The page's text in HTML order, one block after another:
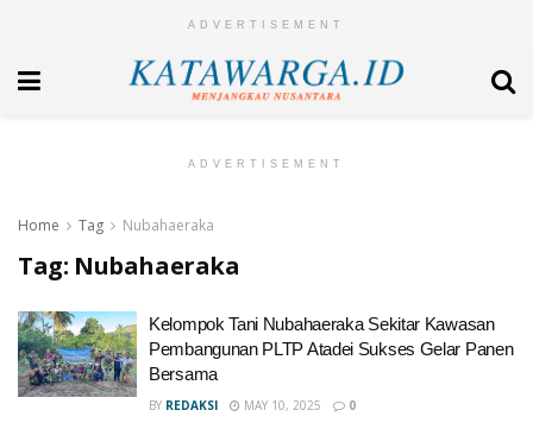
ADVERTISEMENT
ADVERTISEMENT
Home Tag Nubahaeraka
Tag: Nubahaeraka
Kelompok Tani Nubahaeraka Sekitar Kawasan
Pembangunan PLTP Atadei Sukses Gelar Panen
Bersama
BY REDAKSI MAY 10, 2025 0